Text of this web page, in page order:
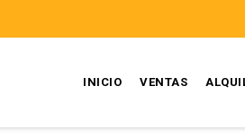
INICIO VENTAS